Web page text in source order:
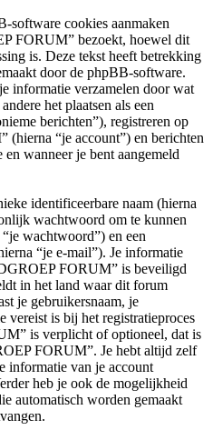
software cookies aanmaken
FORUM” bezoekt, hoewel dit
is. Deze tekst heeft betrekking
door de phpBB-software.
informatie verzamelen door wat
het plaatsen als een
berichten”), registreren op
“je account”) en berichten
wanneer je bent aangemeld
identificeerbare naam (hierna
wachtwoord om te kunnen
wachtwoord”) en een
“je e-mail”). Je informatie
FORUM” is beveiligd
in het land waar dit forum
je gebruikersnaam, je
vereist is bij het registratieproces
is verplicht of optioneel, dat is
FORUM”. Je hebt altijd zelf
informatie van je account
heb je ook de mogelijkheid
automatisch worden gemaakt